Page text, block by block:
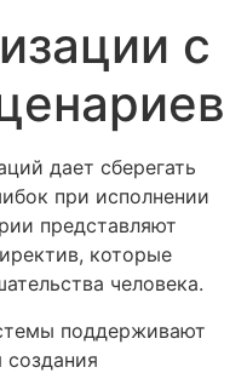
с
дает сберегать
при исполнении
представляют
которые
человека.
поддерживают
создания